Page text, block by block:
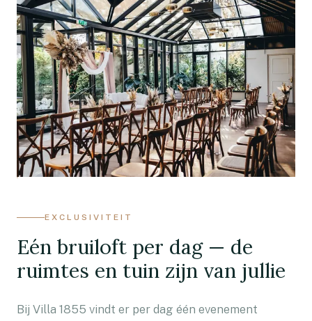
EXCLUSIVITEIT
Eén bruiloft per dag — de
ruimtes en tuin zijn van jullie
Bij Villa 1855 vindt er per dag één evenement